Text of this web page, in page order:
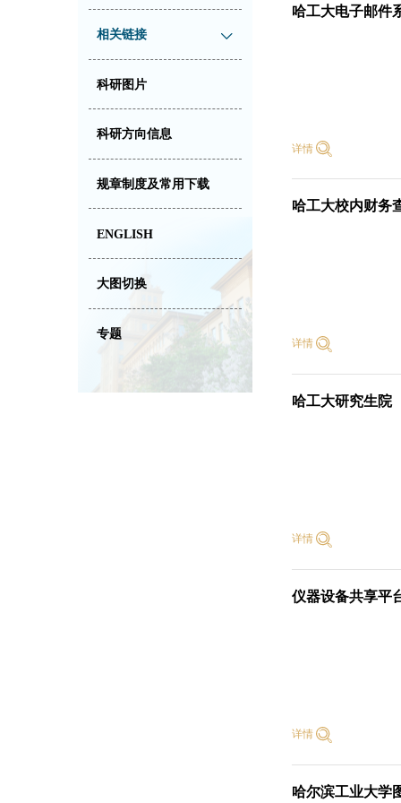
相关链接
科研图片
科研方向信息
规章制度及常用下载
ENGLISH
大图切换
专题
哈工大电子邮件
详情
哈工大校内财务
详情
哈工大研究生院
详情
仪器设备共享平
详情
哈尔滨工业大学